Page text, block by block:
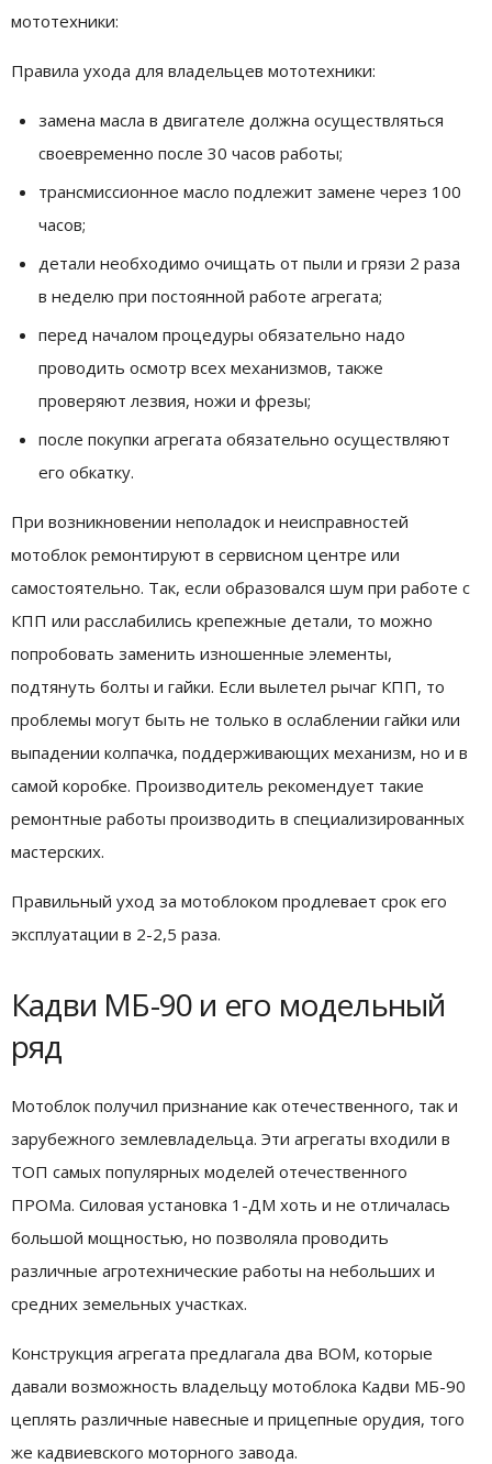
мототехники:
Правила ухода для владельцев мототехники:
замена масла в двигателе должна осуществляться
своевременно после 30 часов работы;
трансмиссионное масло подлежит замене через 100
часов;
детали необходимо очищать от пыли и грязи 2 раза
в неделю при постоянной работе агрегата;
перед началом процедуры обязательно надо
проводить осмотр всех механизмов, также
проверяют лезвия, ножи и фрезы;
после покупки агрегата обязательно осуществляют
его обкатку.
При возникновении неполадок и неисправностей
мотоблок ремонтируют в сервисном центре или
самостоятельно. Так, если образовался шум при работе с
КПП или расслабились крепежные детали, то можно
попробовать заменить изношенные элементы,
подтянуть болты и гайки. Если вылетел рычаг КПП, то
проблемы могут быть не только в ослаблении гайки или
выпадении колпачка, поддерживающих механизм, но и в
самой коробке. Производитель рекомендует такие
ремонтные работы производить в специализированных
мастерских.
Правильный уход за мотоблоком продлевает срок его
эксплуатации в 2-2,5 раза.
Кадви МБ-90 и его модельный
ряд
Мотоблок получил признание как отечественного, так и
зарубежного землевладельца. Эти агрегаты входили в
ТОП самых популярных моделей отечественного
ПРОМа. Силовая установка 1-ДМ хоть и не отличалась
большой мощностью, но позволяла проводить
различные агротехнические работы на небольших и
средних земельных участках.
Конструкция агрегата предлагала два ВОМ, которые
давали возможность владельцу мотоблока Кадви МБ-90
цеплять различные навесные и прицепные орудия, того
же кадвиевского моторного завода.